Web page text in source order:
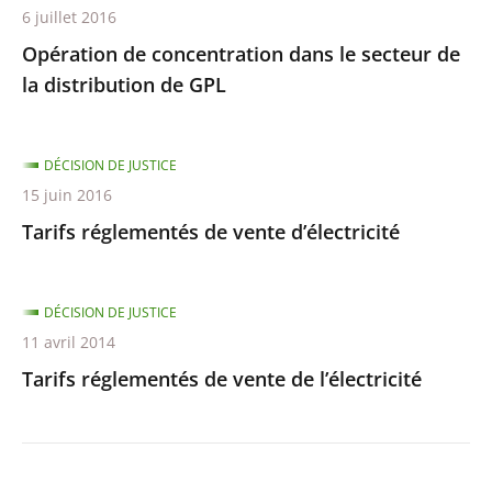
Opération de concentration dans le secteur de
la distribution de GPL
6 juillet 2016
Tarifs réglementés de vente d’électricité
DÉCISION DE JUSTICE
15 juin 2016
Tarifs réglementés de vente de l’électricité
DÉCISION DE JUSTICE
11 avril 2014